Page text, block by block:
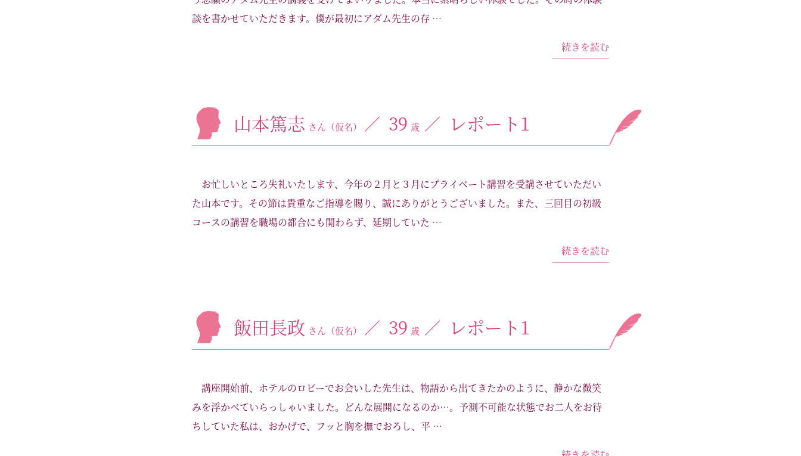
談を書かせていただきます。僕が最初にアダム先生の存 …
続きを読む
山本篤志 さん（仮名） 39 歳 レポート1
お忙しいところ失礼いたします、今年の２月と３月にプライベート講習を受講させていただい
た山本です。その節は貴重なご指導を賜り、誠にありがとうございました。また、三回目の初級
コースの講習を職場の都合にも関わらず、延期していた …
続きを読む
飯田長政 さん（仮名） 39 歳 レポート1
講座開始前、ホテルのロビーでお会いした先生は、物語から出てきたかのように、静かな微笑
みを浮かべていらっしゃいました。どんな展開になるのか…。予測不可能な状態でお二人をお待
ちしていた私は、おかげで、フッと胸を撫でおろし、平 …